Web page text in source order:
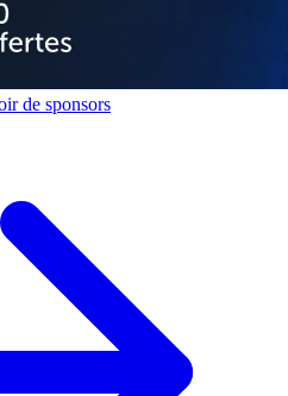
de sponsors